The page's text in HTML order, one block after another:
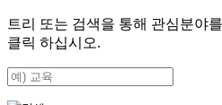
트리 또는 검색을 통해 관심분야
클릭 하십시오.